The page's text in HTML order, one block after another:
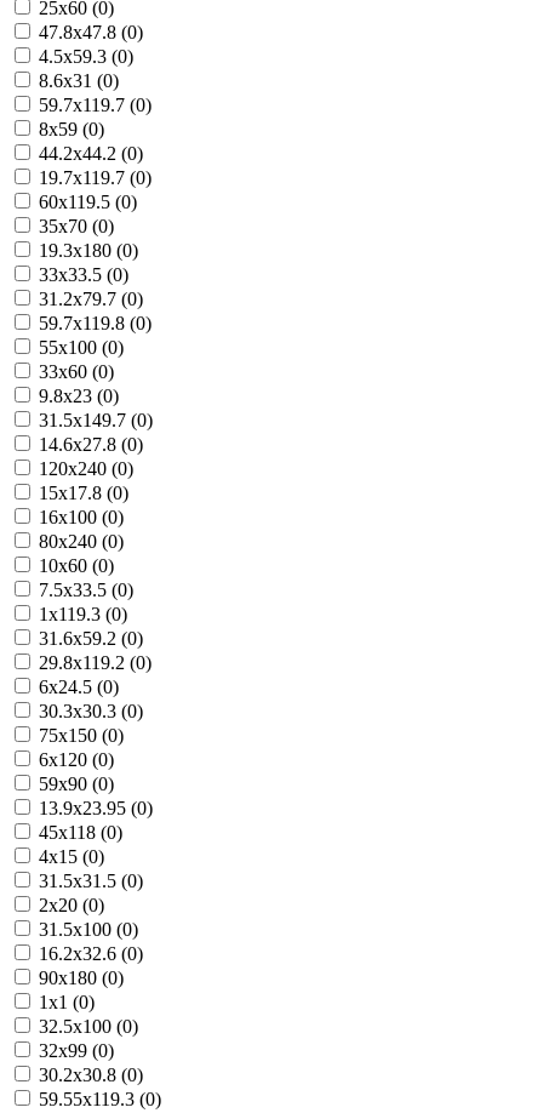
25x60 (0)
47.8x47.8 (0)
4.5x59.3 (0)
8.6x31 (0)
59.7x119.7 (0)
8x59 (0)
44.2x44.2 (0)
19.7x119.7 (0)
60x119.5 (0)
35x70 (0)
19.3x180 (0)
33x33.5 (0)
31.2x79.7 (0)
59.7x119.8 (0)
55x100 (0)
33x60 (0)
9.8x23 (0)
31.5x149.7 (0)
14.6x27.8 (0)
120x240 (0)
15x17.8 (0)
16x100 (0)
80x240 (0)
10x60 (0)
7.5x33.5 (0)
1x119.3 (0)
31.6x59.2 (0)
29.8x119.2 (0)
6x24.5 (0)
30.3x30.3 (0)
75x150 (0)
6x120 (0)
59x90 (0)
13.9x23.95 (0)
45x118 (0)
4x15 (0)
31.5x31.5 (0)
2x20 (0)
31.5x100 (0)
16.2x32.6 (0)
90x180 (0)
1x1 (0)
32.5x100 (0)
32x99 (0)
30.2x30.8 (0)
59.55x119.3 (0)